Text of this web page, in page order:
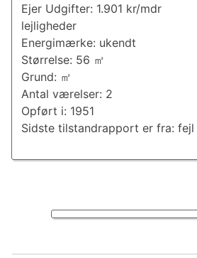
Ejer Udgifter: 1.901 kr/mdr
lejligheder
Energimærke: ukendt
Størrelse: 56 ㎡
Grund: ㎡
Antal værelser: 2
Opført i: 1951
Sidste tilstandrapport er fra: fejl